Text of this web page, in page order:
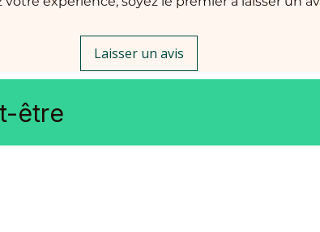
Laisser un avis
être